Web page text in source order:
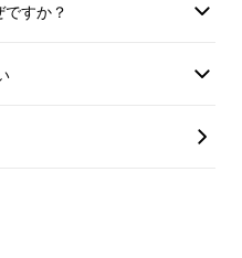
スピレー
すか？